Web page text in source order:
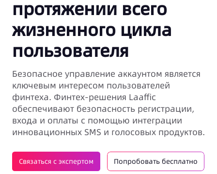
протяжении всего
жизненного цикла
пользователя
Безопасное управление аккаунтом является
ключевым интересом пользователей
финтеха. Финтех-решения Laaffic
обеспечивают безопасность регистрации,
входа и оплаты с помощью интеграции
инновационных SMS и голосовых продуктов.
Связаться с экспертом Попробовать бесплатно